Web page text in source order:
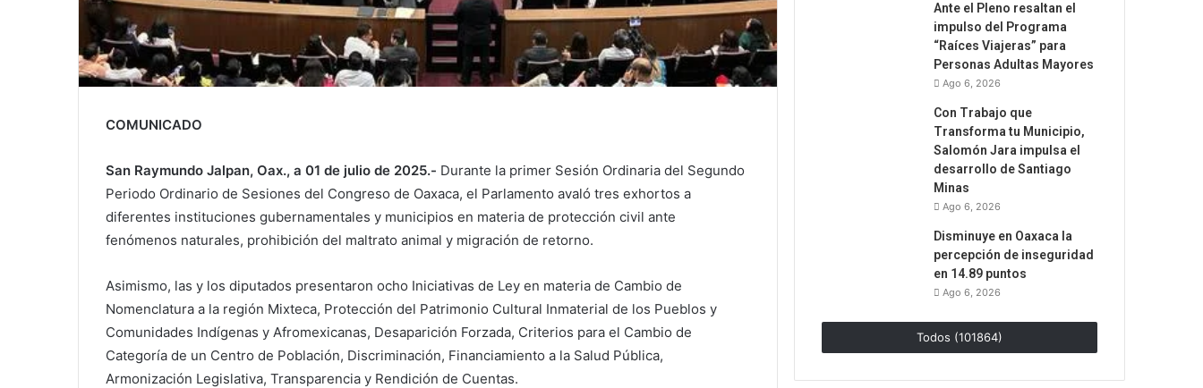
COMUNICADO
San Raymundo Jalpan, Oax., a 01 de julio de 2025.- Durante la primer Sesión Ordinaria del Segundo
Periodo Ordinario de Sesiones del Congreso de Oaxaca, el Parlamento avaló tres exhortos a
diferentes instituciones gubernamentales y municipios en materia de protección civil ante
fenómenos naturales, prohibición del maltrato animal y migración de retorno.
Asimismo, las y los diputados presentaron ocho Iniciativas de Ley en materia de Cambio de
Nomenclatura a la región Mixteca, Protección del Patrimonio Cultural Inmaterial de los Pueblos y
Comunidades Indígenas y Afromexicanas, Desaparición Forzada, Criterios para el Cambio de
Categoría de un Centro de Población, Discriminación, Financiamiento a la Salud Pública,
Armonización Legislativa, Transparencia y Rendición de Cuentas.
Ante el Pleno resaltan el
impulso del Programa
“Raíces Viajeras” para
Personas Adultas Mayores
Ago 6, 2026
Con Trabajo que
Transforma tu Municipio,
Salomón Jara impulsa el
desarrollo de Santiago
Minas
Ago 6, 2026
Disminuye en Oaxaca la
percepción de inseguridad
en 14.89 puntos
Ago 6, 2026
Todos (101864)